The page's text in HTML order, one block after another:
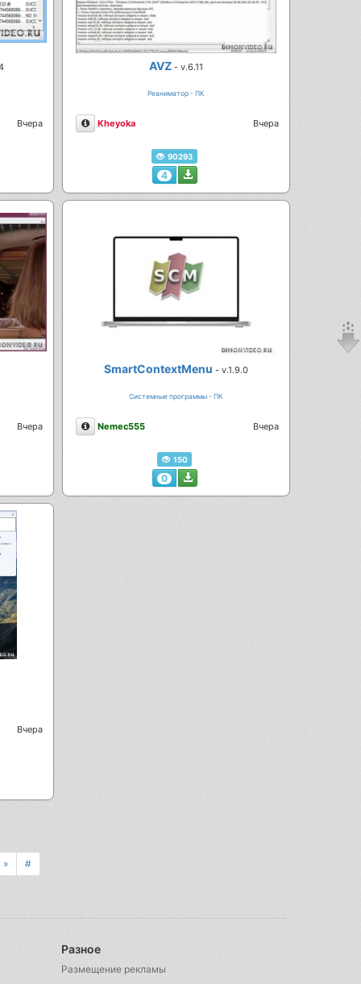
Вчера
AVZ - v.6.11
Реаниматор - ПК
Описание
Kheyoka Вчера
90293
4
Вчера
SmartContextMenu - v.1.9.0
Системные программы - ПК
Описание
Nemec555 Вчера
150
0
Вчера
» #
Разное
Размещение рекламы